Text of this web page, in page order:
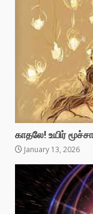
காதலே! உயிர்
January 13, 2026